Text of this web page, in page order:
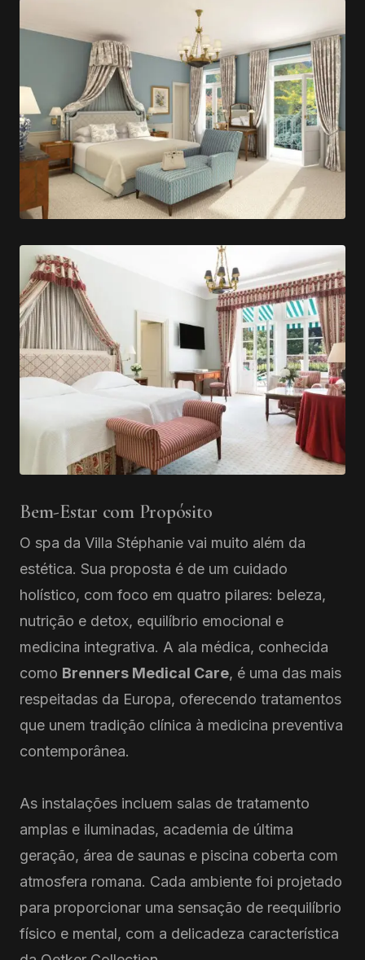
Bem-Estar com Propósito
O spa da Villa Stéphanie vai muito além da
estética. Sua proposta é de um cuidado
holístico, com foco em quatro pilares: beleza,
nutrição e detox, equilíbrio emocional e
medicina integrativa. A ala médica, conhecida
como Brenners Medical Care, é uma das mais
respeitadas da Europa, oferecendo tratamentos
que unem tradição clínica à medicina preventiva
contemporânea.
As instalações incluem salas de tratamento
amplas e iluminadas, academia de última
geração, área de saunas e piscina coberta com
atmosfera romana. Cada ambiente foi projetado
para proporcionar uma sensação de reequilíbrio
físico e mental, com a delicadeza característica